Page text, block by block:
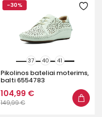
-30%
37 40 41
Pikolinos bateliai moterims,
balti 6554783
104,99 €
149,99 €